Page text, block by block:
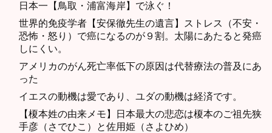
日本一【鳥取・浦富海岸】で泳ぐ！
世界的免疫学者【安保徹先生の遺言】ストレス（不安・
恐怖・怒り）で癌になるのが９割。太陽にあたると発癌
しにくい。
アメリカのがん死亡率低下の原因は代替療法の普及にあ
った
イエスの動機は愛であり、ユダの動機は経済です。
【榎本姓の由来メモ】日本最大の悲恋は榎本のご祖先狭
手彦（さでひこ）と佐用姫（さよひめ）